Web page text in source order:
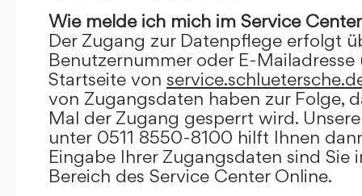
Wie melde ich mich im Service
Der Zugang zur Datenpflege erfolgt
Benutzernummer oder E-
Startseite von
von Zugangsdaten haben zur Folge,
Mal der Zugang gesperrt wird.
unter 0511 8550-8100 hilft Ihnen
Eingabe Ihrer Zugangsdaten sind Sie
Bereich des Service Center Online.